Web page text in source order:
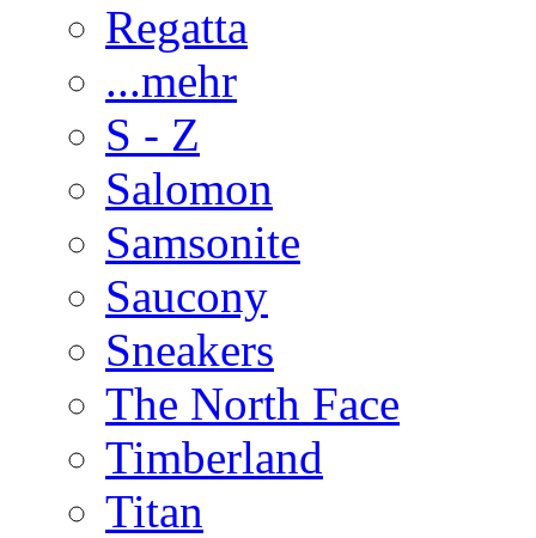
Regatta
...mehr
S - Z
Salomon
Samsonite
Saucony
Sneakers
The North Face
Timberland
Titan